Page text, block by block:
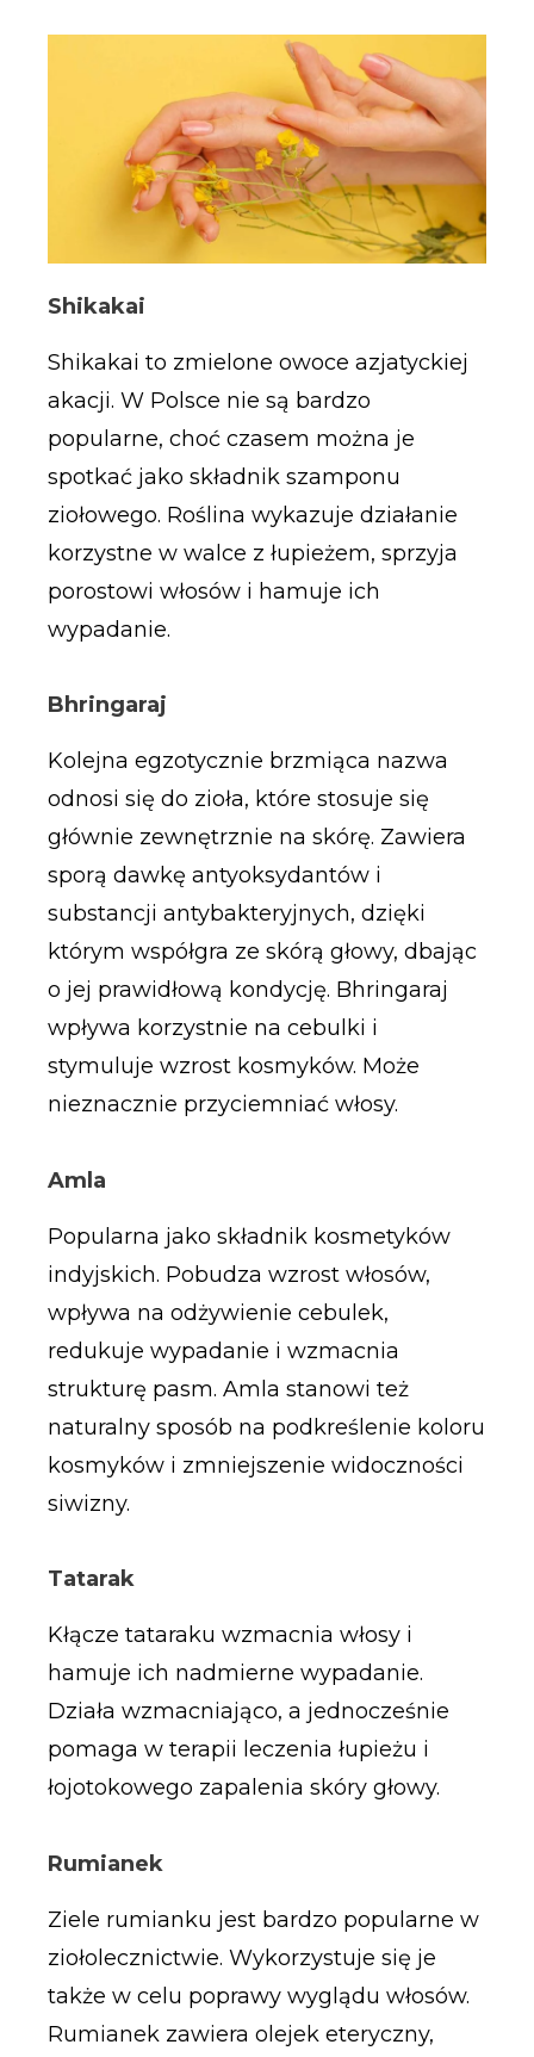
Shikakai
Shikakai to zmielone owoce azjatyckiej
akacji. W Polsce nie są bardzo
popularne, choć czasem można je
spotkać jako składnik szamponu
ziołowego. Roślina wykazuje działanie
korzystne w walce z łupieżem, sprzyja
porostowi włosów i hamuje ich
wypadanie.
Bhringaraj
Kolejna egzotycznie brzmiąca nazwa
odnosi się do zioła, które stosuje się
głównie zewnętrznie na skórę. Zawiera
sporą dawkę antyoksydantów i
substancji antybakteryjnych, dzięki
którym współgra ze skórą głowy, dbając
o jej prawidłową kondycję. Bhringaraj
wpływa korzystnie na cebulki i
stymuluje wzrost kosmyków. Może
nieznacznie przyciemniać włosy.
Amla
Popularna jako składnik kosmetyków
indyjskich. Pobudza wzrost włosów,
wpływa na odżywienie cebulek,
redukuje wypadanie i wzmacnia
strukturę pasm. Amla stanowi też
naturalny sposób na podkreślenie koloru
kosmyków i zmniejszenie widoczności
siwizny.
Tatarak
Kłącze tataraku wzmacnia włosy i
hamuje ich nadmierne wypadanie.
Działa wzmacniająco, a jednocześnie
pomaga w terapii leczenia łupieżu i
łojotokowego zapalenia skóry głowy.
Rumianek
Ziele rumianku jest bardzo popularne w
ziołolecznictwie. Wykorzystuje się je
także w celu poprawy wyglądu włosów.
Rumianek zawiera olejek eteryczny,